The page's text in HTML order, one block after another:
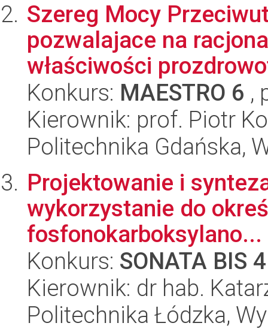
Szereg Mocy
pozwalajace na
właściwości
Konkurs: MAESTRO 6 ,
Kierownik: prof. Piotr
Politechnika Gdańska,
Projektowanie i
wykorzystanie do
fosfonokarboksylano...
Konkurs: SONATA BIS 4
Kierownik: dr hab.
Politechnika Łódzka,